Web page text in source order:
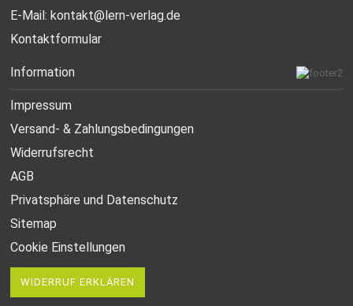
E-Mail:kontakt@lern-verlag.de
Kontaktformular
Information
Impressum
Versand- & Zahlungsbedingungen
Widerrufsrecht
AGB
Privatsphäre und Datenschutz
Sitemap
Cookie Einstellungen
WIDERRUF ERKLÄREN